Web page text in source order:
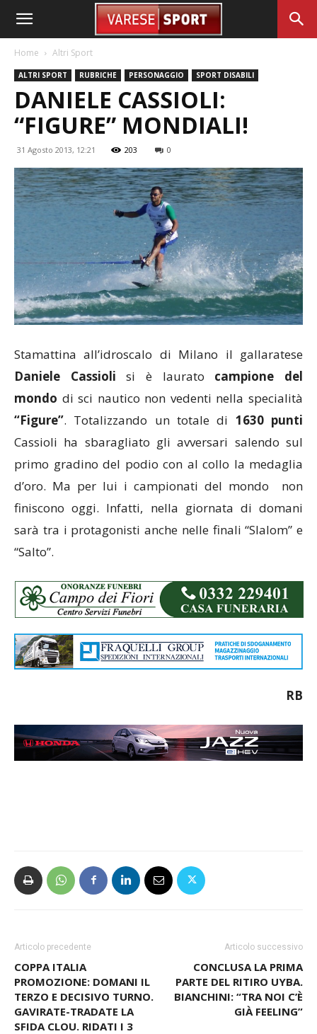
Home Altri Sport
ALTRI SPORT RUBRICHE PERSONAGGIO SPORT DISABILI
DANIELE CASSIOLI:
“FIGURE” MONDIALI!
31 Agosto 2013, 12:21 203 0
Stamattina all’idroscalo di Milano il gallaratese
Daniele Cassioli si è laurato campione del
mondo di sci nautico non vedenti nella specialità
“Figure”. Totalizzando un totale di 1630 punti
Cassioli ha sbaragliato gli avversari salendo sul
primo gradino del podio con al collo la medaglia
d’oro. Ma per lui i campionati del mondo non
finiscono oggi. Infatti, nella giornata di domani
sarà tra i protagonisti anche nelle finali “Slalom” e
“Salto”.
RB
COPPA ITALIA
PROMOZIONE: DOMANI IL
TERZO E DECISIVO TURNO.
GAVIRATE-TRADATE LA
SFIDA CLOU. RIDATI I 3
PUNTI ALL’OLIMPIA PONTE
CONCLUSA LA PRIMA
PARTE DEL RITIRO UYBA.
BIANCHINI: “TRA NOI C’È
GIÀ FEELING”